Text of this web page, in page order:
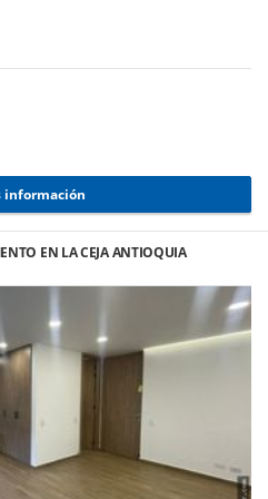
información
EN LA CEJA ANTIOQUIA